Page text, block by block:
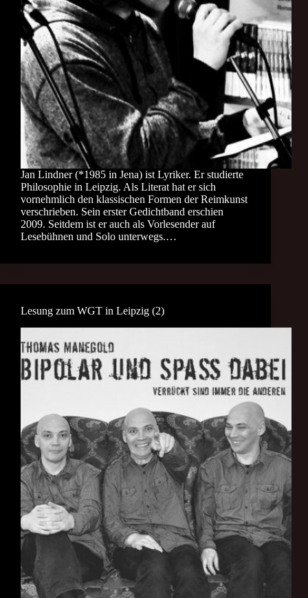
Jan Lindner (*1985 in Jena) ist Lyriker. Er studierte
Philosophie in Leipzig. Als Literat hat er sich
vornehmlich den klassischen Formen der Reimkunst
verschrieben. Sein erster Gedichtband erschien
2009. Seitdem ist er auch als Vorlesender auf
Lesebühnen und Solo unterwegs.…
Lesung zum WGT in Leipzig (2)